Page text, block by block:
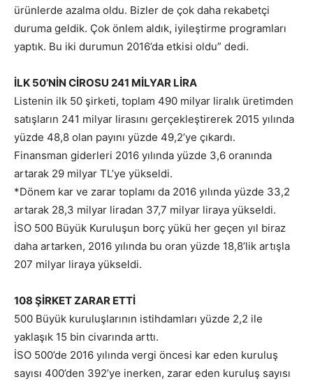
ürünlerde azalma oldu. Bizler de çok daha rekabetçi
duruma geldik. Çok önlem aldık, iyileştirme programları
yaptık. Bu iki durumun 2016’da etkisi oldu” dedi.
İLK 50’NİN CİROSU 241 MİLYAR LİRA
Listenin ilk 50 şirketi, toplam 490 milyar liralık üretimden
satışların 241 milyar lirasını gerçekleştirerek 2015 yılında
yüzde 48,8 olan payını yüzde 49,2’ye çıkardı.
Finansman giderleri 2016 yılında yüzde 3,6 oranında
artarak 29 milyar TL’ye yükseldi.
*Dönem kar ve zarar toplamı da 2016 yılında yüzde 33,2
artarak 28,3 milyar liradan 37,7 milyar liraya yükseldi.
İSO 500 Büyük Kuruluşun borç yükü her geçen yıl biraz
daha artarken, 2016 yılında bu oran yüzde 18,8’lik artışla
207 milyar liraya yükseldi.
108 ŞİRKET ZARAR ETTİ
500 Büyük kuruluşlarının istihdamları yüzde 2,2 ile
yaklaşık 15 bin civarında arttı.
İSO 500’de 2016 yılında vergi öncesi kar eden kuruluş
sayısı 400’den 392’ye inerken, zarar eden kuruluş sayısı